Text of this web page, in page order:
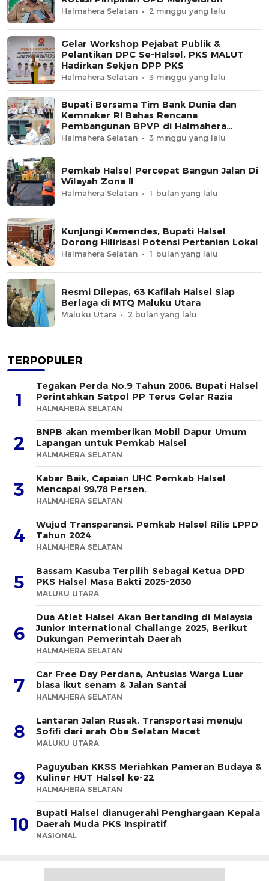
Halmahera Selatan 2 minggu yang lalu
Gelar Workshop Pejabat Publik &
Pelantikan DPC Se-Halsel, PKS MALUT
Hadirkan Sekjen DPP PKS
Halmahera Selatan 3 minggu yang lalu
Bupati Bersama Tim Bank Dunia dan
Kemnaker RI Bahas Rencana
Pembangunan BPVP di Halmahera
Selatan
Halmahera Selatan 3 minggu yang lalu
Pemkab Halsel Percepat Bangun Jalan Di
Wilayah Zona II
Halmahera Selatan 1 bulan yang lalu
Kunjungi Kemendes, Bupati Halsel
Dorong Hilirisasi Potensi Pertanian Lokal
Halmahera Selatan 1 bulan yang lalu
Resmi Dilepas, 63 Kafilah Halsel Siap
Berlaga di MTQ Maluku Utara
Maluku Utara 2 bulan yang lalu
TERPOPULER
1
Tegakan Perda No.9 Tahun 2006, Bupati Halsel
Perintahkan Satpol PP Terus Gelar Razia
HALMAHERA SELATAN
2
BNPB akan memberikan Mobil Dapur Umum
Lapangan untuk Pemkab Halsel
HALMAHERA SELATAN
3
Kabar Baik, Capaian UHC Pemkab Halsel
Mencapai 99,78 Persen.
HALMAHERA SELATAN
4
Wujud Transparansi, Pemkab Halsel Rilis LPPD
Tahun 2024
HALMAHERA SELATAN
5
Bassam Kasuba Terpilih Sebagai Ketua DPD
PKS Halsel Masa Bakti 2025-2030
MALUKU UTARA
6
Dua Atlet Halsel Akan Bertanding di Malaysia
Junior International Challange 2025, Berikut
Dukungan Pemerintah Daerah
HALMAHERA SELATAN
7
Car Free Day Perdana, Antusias Warga Luar
biasa ikut senam & Jalan Santai
HALMAHERA SELATAN
8
Lantaran Jalan Rusak, Transportasi menuju
Sofifi dari arah Oba Selatan Macet
MALUKU UTARA
9
Paguyuban KKSS Meriahkan Pameran Budaya &
Kuliner HUT Halsel ke-22
HALMAHERA SELATAN
10
Bupati Halsel dianugerahi Penghargaan Kepala
Daerah Muda PKS Inspiratif
NASIONAL